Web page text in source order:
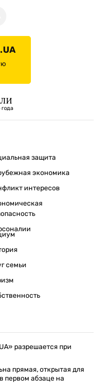
защита
экономика
интересов
семьи
разрешается при
прямая, открытая для
первом абзаце на